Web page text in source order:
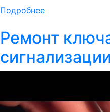
Подробнее
Ремонт